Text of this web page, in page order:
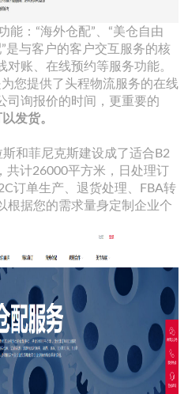
能：“海外仓配”、“美仓自由
是与客户的客户交互服务的核
账、在线预约等服务功能。
为您提供了头程物流服务的在线
司询报价的时间，更重要的
发货。
和菲尼克斯建设成了适合B2
共计26000平方米，日处理订
订单生产、退货处理、FBA转
根据您的需求量身定制企业个